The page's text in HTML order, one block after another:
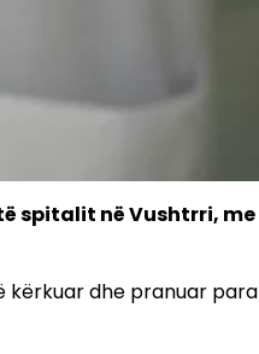
spitalit në Vushtrri, me
kërkuar dhe pranuar para